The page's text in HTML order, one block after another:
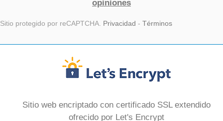
opiniones
Sitio protegido por reCAPTCHA. Privacidad - Términos
Sitio web encriptado con certificado SSL extendido
ofrecido por Let's Encrypt